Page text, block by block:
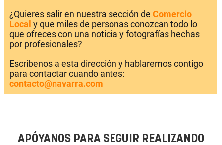
¿Quieres salir en nuestra sección de Comercio
Local y que miles de personas conozcan todo lo
que ofreces con una noticia y fotografías hechas
por profesionales?
Escríbenos a esta dirección y hablaremos contigo
para contactar cuando antes:
contacto@navarra.com
APÓYANOS PARA SEGUIR REALIZANDO